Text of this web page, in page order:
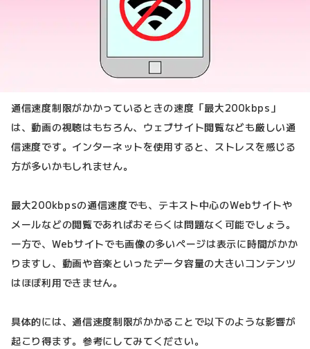
通信速度制限がかかっているときの速度「最大200kbps」
は、動画の視聴はもちろん、ウェブサイト閲覧なども厳しい通
信速度です。インターネットを使用すると、ストレスを感じる
方が多いかもしれません。
最大200kbpsの通信速度でも、テキスト中心のWebサイトや
メールなどの閲覧であればおそらくは問題なく可能でしょう。
一方で、Webサイトでも画像の多いページは表示に時間がかか
りますし、動画や音楽といったデータ容量の大きいコンテンツ
はほぼ利用できません。
具体的には、通信速度制限がかかることで以下のような影響が
起こり得ます。参考にしてみてください。